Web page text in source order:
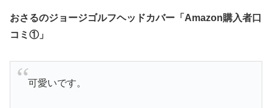
おさるのジョージゴルフヘッドカバー「Amazon購入者口
コミ①」
可愛いです。